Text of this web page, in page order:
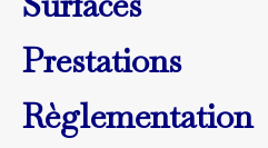
Prestations
Règlementation